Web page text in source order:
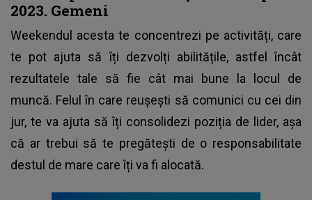
2023. Gemeni
Weekendul acesta te concentrezi pe activități, care
te pot ajuta să îți dezvolți abilitățile, astfel încât
rezultatele tale să fie cât mai bune la locul de
muncă. Felul în care reușești să comunici cu cei din
jur, te va ajuta să îți consolidezi poziția de lider, așa
că ar trebui să te pregătești de o responsabilitate
destul de mare care îți va fi alocată.